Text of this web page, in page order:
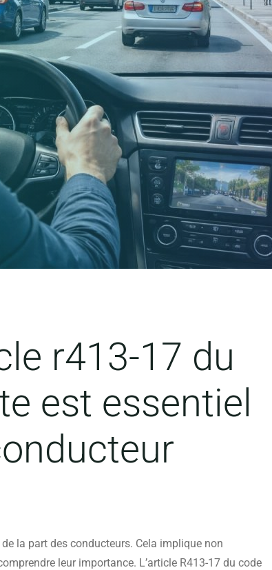
r413-17 du
est essentiel
la part des conducteurs. Cela implique non
leur importance. L’article R413-17 du code